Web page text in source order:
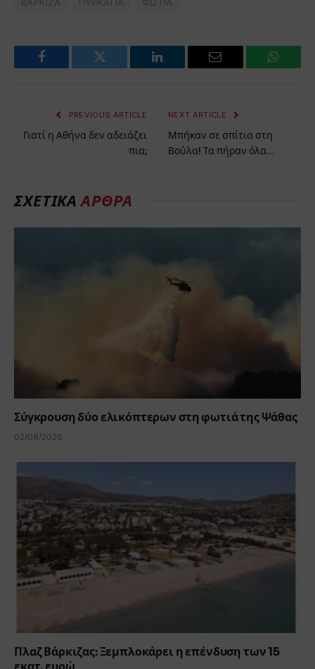
ΒΑΡΚΙΖΑ ΠΥΡΚΑΓΙΑ ΦΩΤΙΑ
Facebook Twitter LinkedIn Email
PREVIOUS ARTICLE
Γιατί η Αθήνα δεν αδειάζει
πια;
NEXT ARTICLE
Μπήκαν σε σπίτια στη
Βούλα! Τα πήραν όλα…
ΣΧΕΤΙΚΆΆΡΘΡΑ
Σύγκρουση δύο ελικόπτερων στη φωτιά της Ψάθας
02/08/2026
Πλαζ Βάρκιζας: Ξεμπλοκάρει η επένδυση των 15